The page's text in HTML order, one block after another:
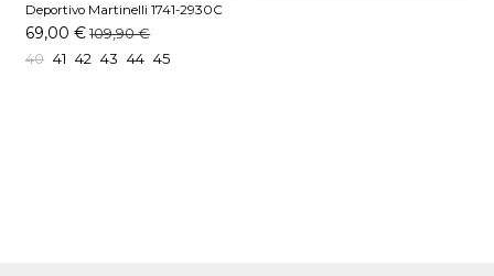
Deportivo Martinelli 1741-2930C
Marino
69,00 € 109,90 €
40 41 42 43 44 45